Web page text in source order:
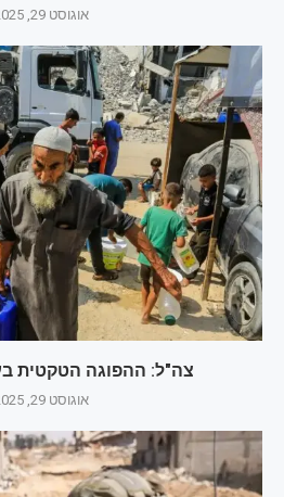
אוגוסט 29, 2025
צה"ל: ההפוגה הטקטית
אוגוסט 29, 2025